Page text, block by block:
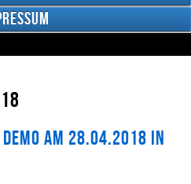
am 28.04.2018 in